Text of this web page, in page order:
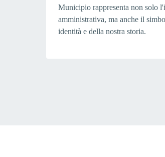
Municipio rappresenta non solo
amministrativa, ma anche il
identità e della nostra storia.